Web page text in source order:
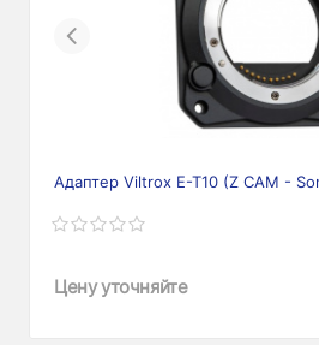
Previous
Адаптер Viltrox E-T10 (Z CAM -
Цену уточняйте